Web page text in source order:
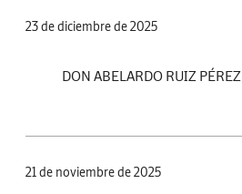
23 de diciembre de 2025
DON ABELARDO RUIZ PÉREZ
21 de noviembre de 2025